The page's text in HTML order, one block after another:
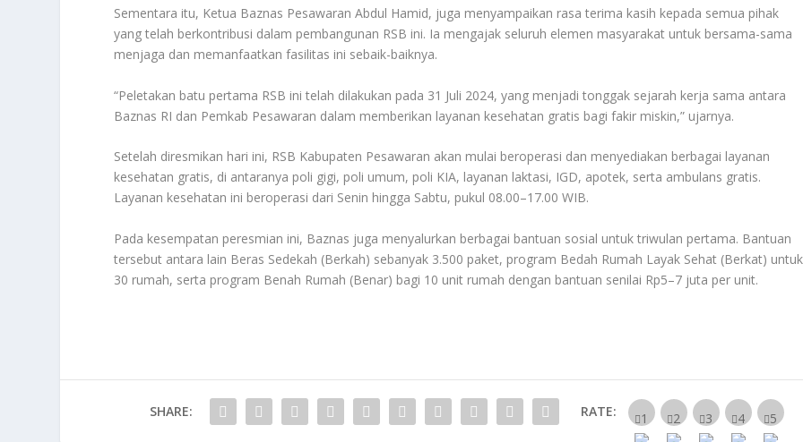
Sementara itu, Ketua Baznas Pesawaran Abdul Hamid, juga menyampaikan rasa terima kasih kepada semua pihak
yang telah berkontribusi dalam pembangunan RSB ini. Ia mengajak seluruh elemen masyarakat untuk bersama-sama
menjaga dan memanfaatkan fasilitas ini sebaik-baiknya.
“Peletakan batu pertama RSB ini telah dilakukan pada 31 Juli 2024, yang menjadi tonggak sejarah kerja sama antara
Baznas RI dan Pemkab Pesawaran dalam memberikan layanan kesehatan gratis bagi fakir miskin,” ujarnya.
Setelah diresmikan hari ini, RSB Kabupaten Pesawaran akan mulai beroperasi dan menyediakan berbagai layanan
kesehatan gratis, di antaranya poli gigi, poli umum, poli KIA, layanan laktasi, IGD, apotek, serta ambulans gratis.
Layanan kesehatan ini beroperasi dari Senin hingga Sabtu, pukul 08.00–17.00 WIB.
Pada kesempatan peresmian ini, Baznas juga menyalurkan berbagai bantuan sosial untuk triwulan pertama. Bantuan
tersebut antara lain Beras Sedekah (Berkah) sebanyak 3.500 paket, program Bedah Rumah Layak Sehat (Berkat) untuk
30 rumah, serta program Benah Rumah (Benar) bagi 10 unit rumah dengan bantuan senilai Rp5–7 juta per unit.
SHARE: RATE: